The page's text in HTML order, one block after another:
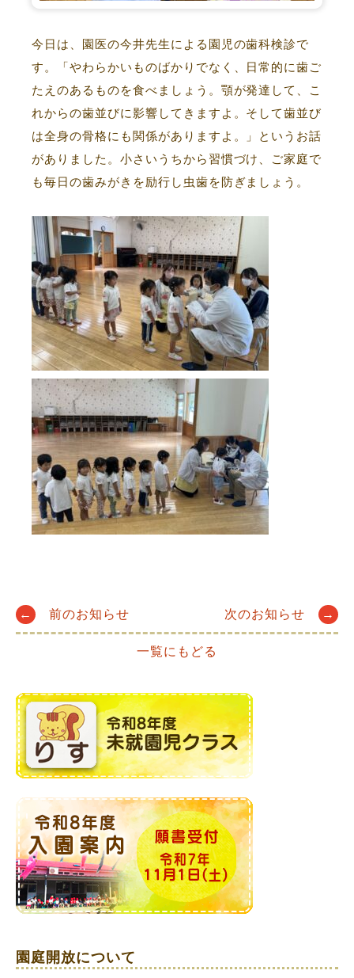
今日は、園医の今井先生による園児の歯科検診で
す。「やわらかいものばかりでなく、日常的に歯ご
たえのあるものを食べましょう。顎が発達して、こ
れからの歯並びに影響してきますよ。そして歯並び
は全身の骨格にも関係がありますよ。」というお話
がありました。小さいうちから習慣づけ、ご家庭で
も毎日の歯みがきを励行し虫歯を防ぎましょう。
Post
← 前のお知らせ 次のお知らせ →
一覧にもどる
園庭開放について